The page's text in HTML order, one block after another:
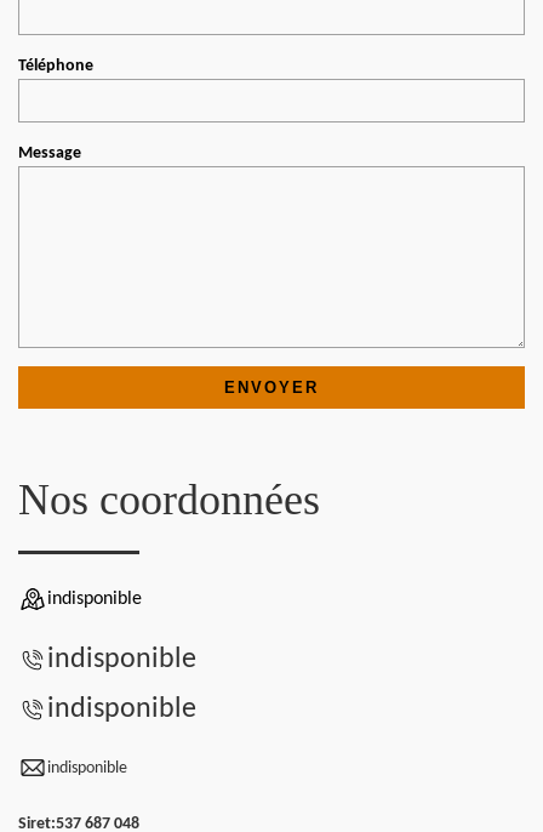
Téléphone
Message
Nos coordonnées
indisponible
indisponible
indisponible
indisponible
Siret:537 687 048